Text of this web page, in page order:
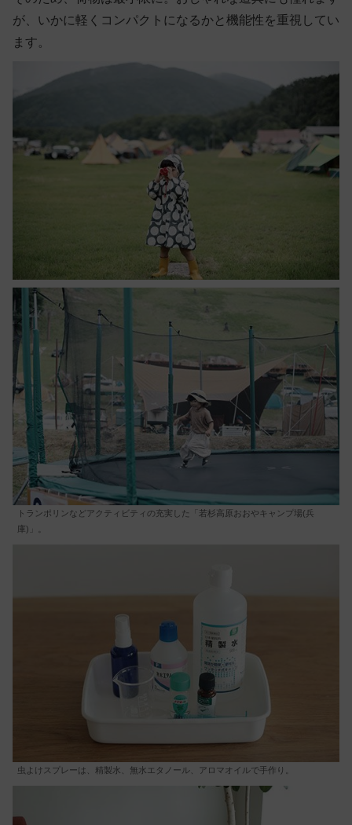
が、いかに軽くコンパクトになるかと機能性を重視してい
ます。
トランポリンなどアクティビティの充実した「若杉高原おおやキャンプ場(兵
庫)」。
虫よけスプレーは、精製水、無水エタノール、アロマオイルで手作り。